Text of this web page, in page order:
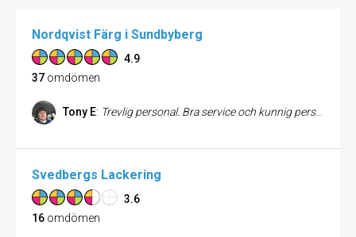
Nordqvist Färg i Sundbyberg
4.9
37 omdömen
Tony E: Trevlig personal. Bra service och kunnig personal. Jag köper färg och tapeter där och minna andstälda gör det samma. Alla tycker om att handla där.
Svedbergs Lackering
3.6
16 omdömen